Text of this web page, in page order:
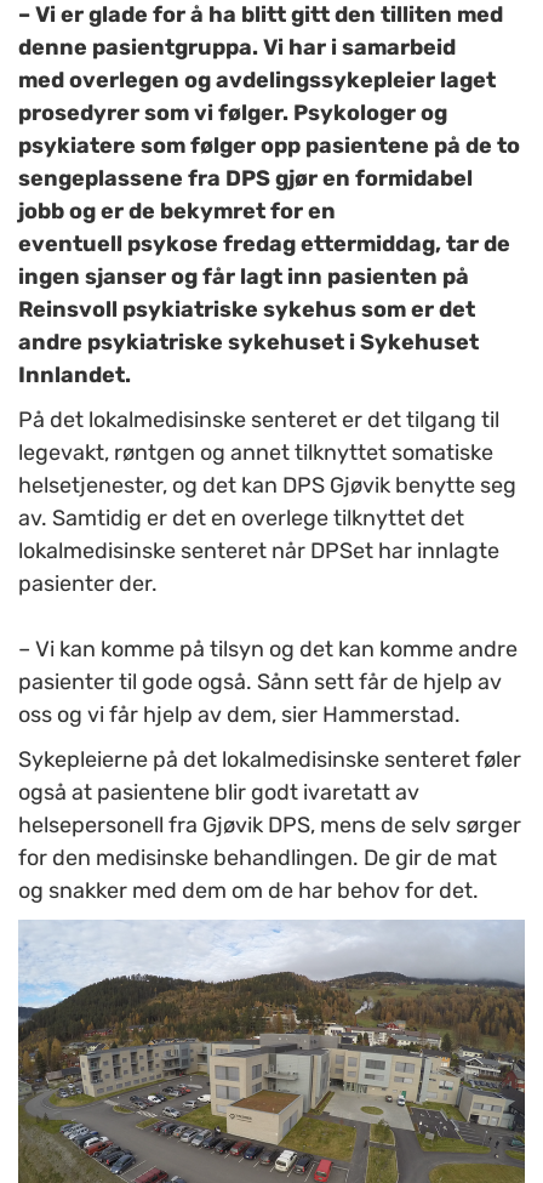
– Vi er glade for å ha blitt gitt den tilliten med
denne pasientgruppa. Vi har i samarbeid
med overlegen og avdelingssykepleier laget
prosedyrer som vi følger. Psykologer og
psykiatere som følger opp pasientene på de to
sengeplassene fra DPS gjør en formidabel
jobb og er de bekymret for en
eventuell psykose fredag ettermiddag, tar de
ingen sjanser og får lagt inn pasienten på
Reinsvoll psykiatriske sykehus som er det
andre psykiatriske sykehuset i Sykehuset
Innlandet.
På det lokalmedisinske senteret er det tilgang til
legevakt, røntgen og annet tilknyttet somatiske
helsetjenester, og det kan DPS Gjøvik benytte seg
av. Samtidig er det en overlege tilknyttet det
lokalmedisinske senteret når DPSet har innlagte
pasienter der.
– Vi kan komme på tilsyn og det kan komme andre
pasienter til gode også. Sånn sett får de hjelp av
oss og vi får hjelp av dem, sier Hammerstad.
Sykepleierne på det lokalmedisinske senteretføler
også at pasientene blir godt ivaretatt av
helsepersonell fra Gjøvik DPS, mens de selv sørger
for den medisinske behandlingen. De gir de mat
og snakker med dem om de har behov for det.